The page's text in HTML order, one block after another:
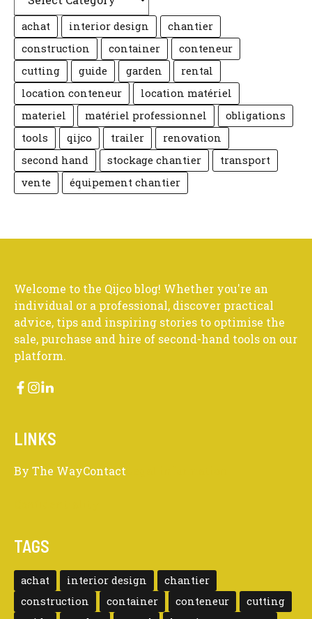
achat interior design
chantier
construction
container
conteneur
cutting
guide garden
rental
location conteneur
location matériel
materiel
matériel professionnel
obligations
tools
qijco trailer
renovation
second hand
stockage chantier
transport
vente
équipement chantier
Welcome to the Qijco blog! Whether you're an
individual or a professional, discover practical
advice, tips and inspiring stories to optimise the
sale, purchase and hire of second-hand tools on our
platform.
LINKS
By The WayContact
TAGS
achat interior design
chantier
construction
container conteneur
cutting